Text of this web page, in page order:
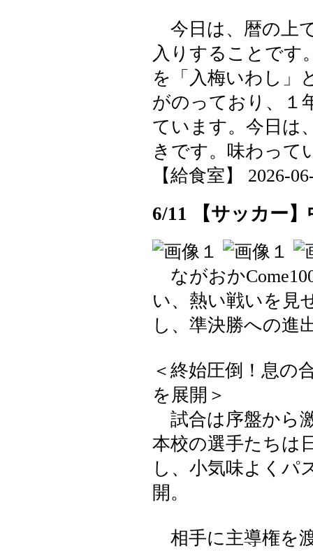
今日は、暦の上
入りすることです
を「入梅いわし」
がのっており、１
ています。今日は
きです。味わって
【給食室】 2026-
6/11 【サッカー
ながおか
い、熱い戦いを見
し、準決勝への進
＜終始圧倒！息の
を展開＞
試合は序盤から
本校の選手たちは
し、小気味よくパ
開。
相手に主導権を